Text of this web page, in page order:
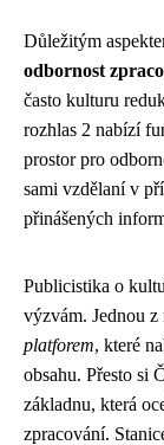
Důležitým
odbornost
často kulturu
rozhlas 2 nabízí
prostor pro
sami vzdělaní v
přinášených
Publicistika o
výzvám. Jednou z
platforem, které
obsahu. Přesto si
základnu, která
zpracování.